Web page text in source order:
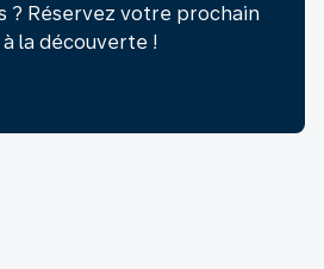
? Réservez votre prochain
la découverte !